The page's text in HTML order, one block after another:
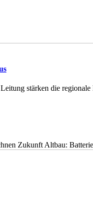
stärken die
Zukunft Altbau: